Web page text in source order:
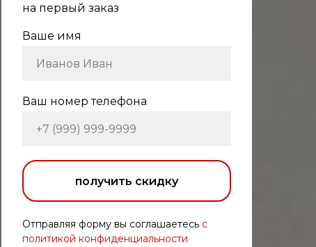
на первый заказ
Ваше имя
Ваш номер телефона
получить скидку
Отправляя форму вы соглашаетесь с
политикой конфиденциальности